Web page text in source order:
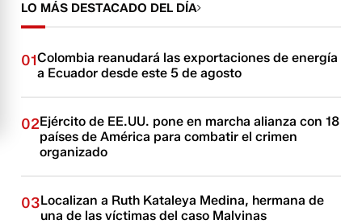
LO MÁS DESTACADO DEL DÍA
01Colombia reanudará las exportaciones de energía
a Ecuador desde este 5 de agosto
02Ejército de EE.UU. pone en marcha alianza con 18
países de América para combatir el crimen
organizado
03Localizan a Ruth Kataleya Medina, hermana de
una de las víctimas del caso Malvinas